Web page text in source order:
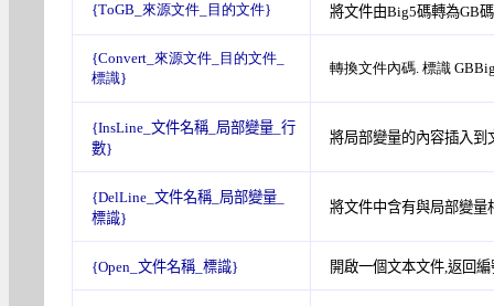
{ToGB _來源文件_目的文件} 將文件由Big5碼轉為GB碼
{Convert _來源文件_目的文件_
標識}
轉換文件內碼. 標識
{InsLine_ 文件名稱 局部變量_行
數}
將局部變量的內容插入到
{DelLine_ 文件名稱 局部變量_
標識}
將文件中含有與局部變量
{Open_ 文件名稱 標識} 開啟一個文本文件,返回編